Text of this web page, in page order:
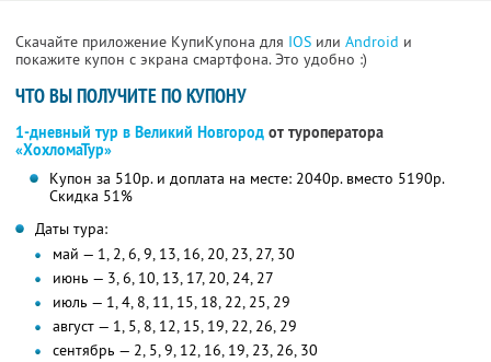
Скачайте приложение КупиКупона для IOS или Android и
покажите купон с экрана смартфона. Это удобно :)
ЧТО ВЫ ПОЛУЧИТЕ ПО КУПОНУ
1-дневный тур в Великий Новгород от туроператора
«ХохломаТур»
Купон за 510р. и доплата на месте: 2040р. вместо 5190р.
Скидка 51%
Даты тура:
май — 1, 2, 6, 9, 13, 16, 20, 23, 27, 30
июнь — 3, 6, 10, 13, 17, 20, 24, 27
июль — 1, 4, 8, 11, 15, 18, 22, 25, 29
август — 1, 5, 8, 12, 15, 19, 22, 26, 29
сентябрь — 2, 5, 9, 12, 16, 19, 23, 26, 30